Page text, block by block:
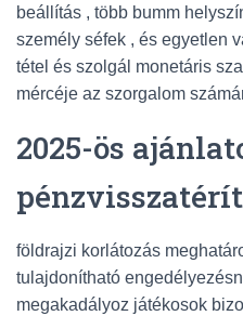
beállítás , több bumm
személy séfek , és egyetlen
tétel és szolgál monetáris
mércéje az szorgalom
2025-ös
földrajzi korlátozás
tulajdonítható
megakadályoz játékosok